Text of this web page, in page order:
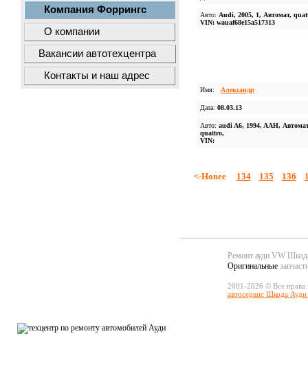
Компания Форрингс
О компании
Вакансии автотехцентра
Контакты и наш адрес
Авто: Audi, 2005, 1, Автомат,
VIN: wauaf68e15a517313
Имя: Александр
Дата: 08.03.13
Авто: audi A6, 1994, AAH,
quattro,
VIN:
<-Новее 134 135 136
Ремонт ауди VW
Оригинальные
2001-2026 © Все
автосервис Шкода